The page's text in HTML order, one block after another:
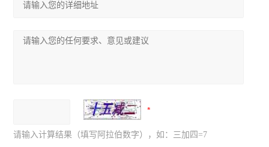
请输入计算结果（填写阿拉伯数字），如：三加四=7